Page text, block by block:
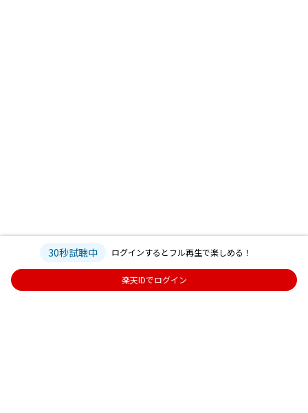
30秒試聴中 ログインするとフル再生で楽しめる！
楽天IDでログイン